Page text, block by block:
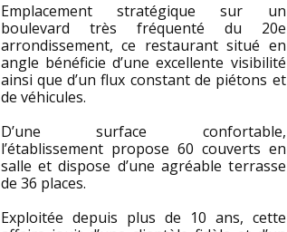
Emplacement stratégique sur un
boulevard très fréquenté du 20e
arrondissement, ce restaurant situé en
angle bénéficie d’une excellente visibilité
ainsi que d’un flux constant de piétons et
de véhicules.
D’une surface confortable,
l’établissement propose 60 couverts en
salle et dispose d’une agréable terrasse
de 36 places.
Exploitée depuis plus de 10 ans, cette